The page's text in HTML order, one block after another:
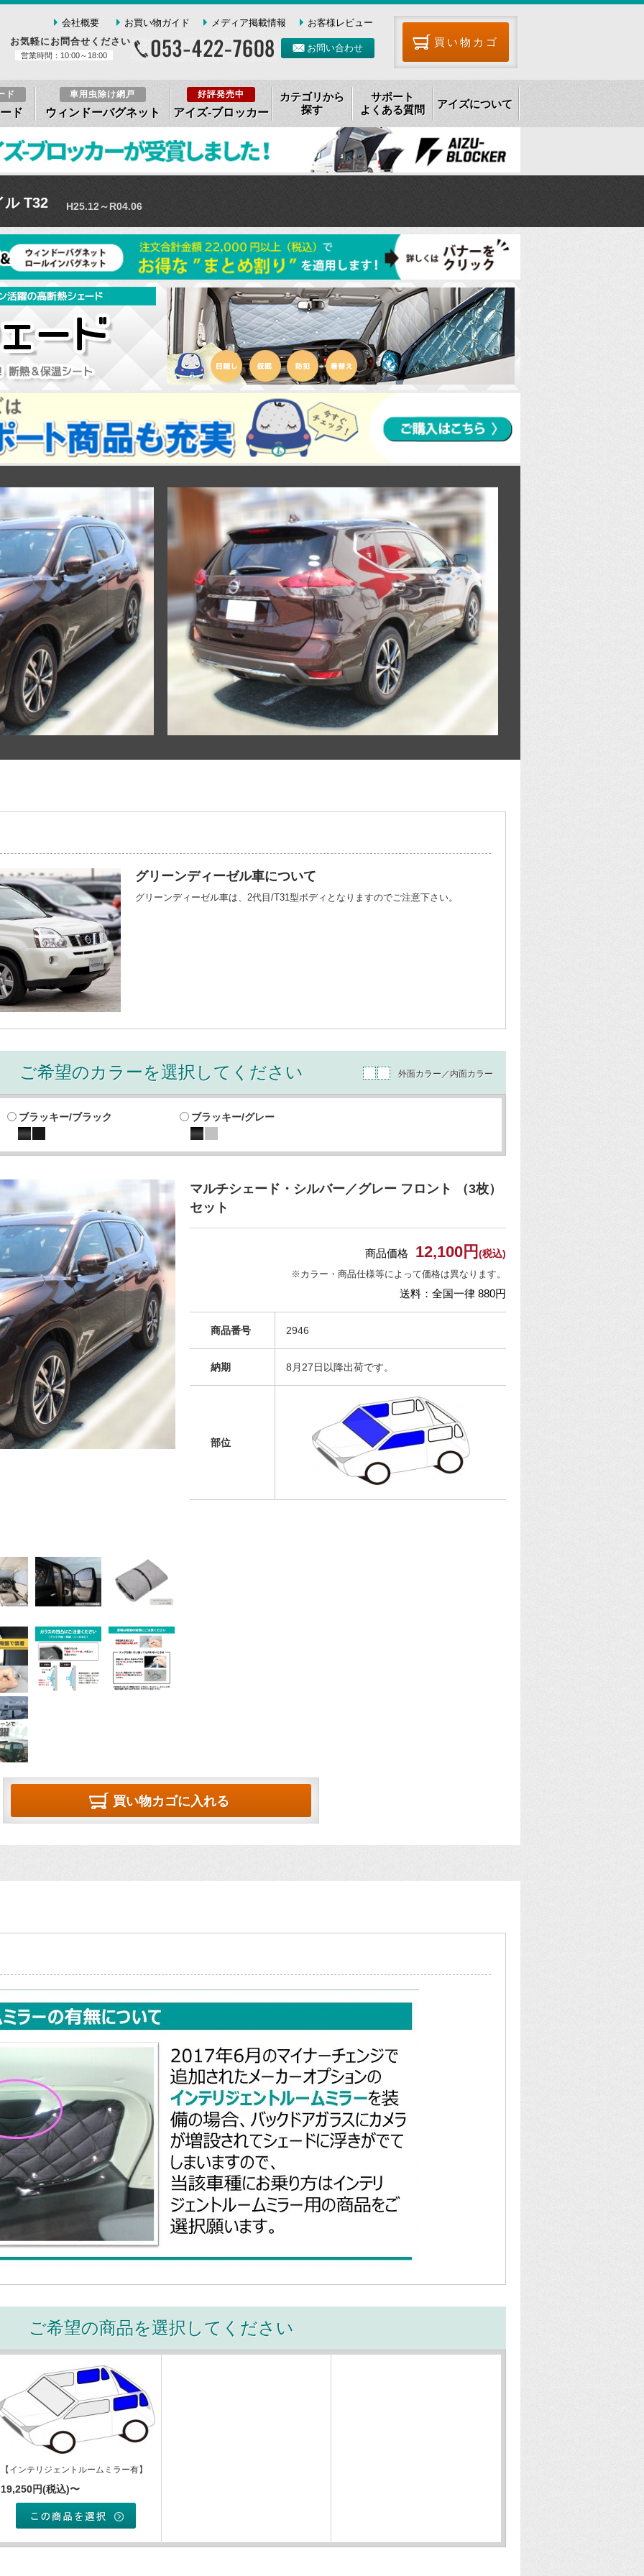
会社概要 お買い物ガイド メディア掲載情報
お客様レビュー
お気軽にお問合せください
営業時間：10:00～18:00
お問い合わせ 買い物カゴ
ド
ド
車用虫除け網戸
ウィンドーバグネット
好評発売中
アイズ-ブロッカー
カテゴリから
探す
サポート
よくある質問
アイズについて
ル T32 H25.12～R04.06
グリーンディーゼル車について
グリーンディーゼル車は、2代目/T31型ボディとなりますのでご注意下さい。
ご希望のカラーを選択してください 外面カラー／内面カラー
ブラッキー/ブラック ブラッキー/グレー
マルチシェード・シルバー／グレー フロント （3枚）
セット
商品価格 12,100円 (税込)
※カラー・商品仕様等によって価格は異なります。
送料：全国一律 880円
商品番号 2946
納期 8月27日以降出荷です。
部位
買い物カゴに入れる
ご希望の商品を選択してください
【インテリジェントルームミラー有】
19,250円(税込)〜